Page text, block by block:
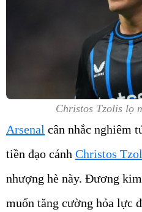
Christos Tzolis lọ
Arsenal cân nhắc nghiêm
tiền đạo cánh Christos
nhượng hè này. Đương
muốn tăng cường hỏa lực